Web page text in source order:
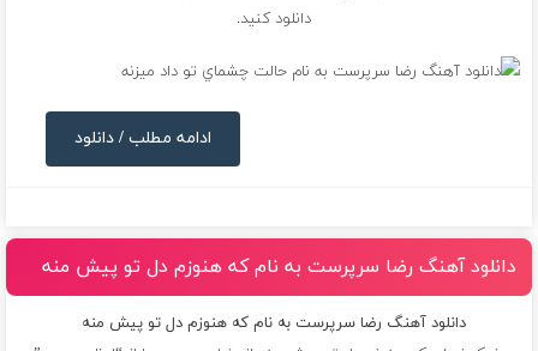
دانلود کنید.
ادامه مطلب / دانلود
دانلود آهنگ رضا سرپرست به نام كه هنوزم دل تو پيش منه
دانلود آهنگ رضا سرپرست به نام كه هنوزم دل تو پيش منه